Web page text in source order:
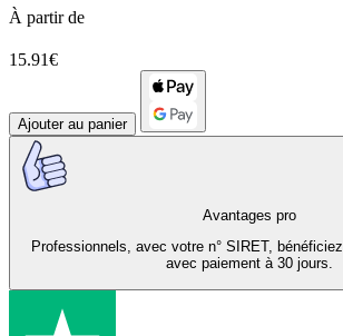
À partir de
15.91€
Ajouter au panier
Avantages pro
Professionnels, avec votre n° SIRET,
avec paiement à 30 jours.